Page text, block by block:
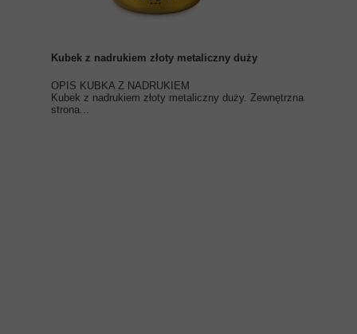
Kubek z nadrukiem złoty metaliczny duży
OPIS KUBKA Z NADRUKIEM
Kubek z nadrukiem złoty metaliczny duży. Zewnętrzna
strona...